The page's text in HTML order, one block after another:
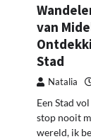
van
Stad
Natalia
Een Stad
stop nooit
wereld, ik